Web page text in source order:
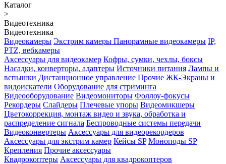
Каталог
>
Видеотехника
Видеотехника
Видеокамеры Экстрим камеры Панорамные видеокамеры IP,
PTZ, вебкамеры
Аксессуары для видеокамер Кофры, сумки, чехлы, боксы
Насадки, конверторы, адаптеры Источники питания Лампы и
вспышки Дистанционное управление Прочие ЖК-Экраны и
видоискатели Оборудование для стриминга
Видеооборудование Видеомониторы Фоллоу-фокусы
Рекордеры Слайдеры Плечевые упоры Видеомикшеры
Цветокоррекция, монтаж видео и звука, обработка и
распределение сигнала Беспроводные системы передачи
Видеоконвертеры Аксессуары для видеорекордеров
Аксессуары для экстрим камер Кейсы SP Моноподы SP
Крепления Прочие аксессуары
Квадрокоптеры Аксессуары для квадрокоптеров